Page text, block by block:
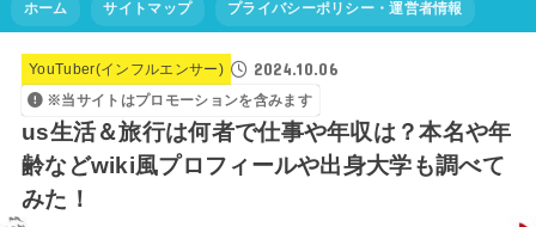
ホーム サイトマップ プライバシーポリシー・運営者情報
YouTuber(インフルエンサー) 2024.10.06
※当サイトはプロモーションを含みます
us生活＆旅行は何者で仕事や年収は？本名や年
齢などwiki風プロフィールや出身大学も調べて
みた！